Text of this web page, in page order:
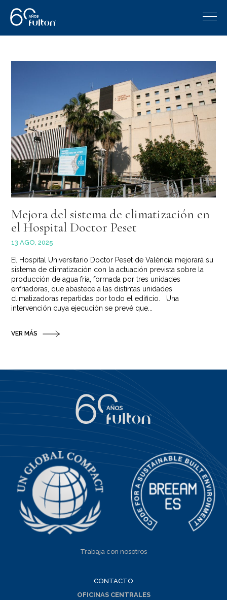
Mejora del sistema de climatización en
el Hospital Doctor Peset
13 AGO, 2025
El Hospital Universitario Doctor Peset de València mejorará su
sistema de climatización con la actuación prevista sobre la
producción de agua fría, formada por tres unidades
enfriadoras, que abastece a las distintas unidades
climatizadoras repartidas por todo el edificio. Una
intervención cuya ejecución se prevé que...
VER MÁS
Trabaja con nosotros
CONTACTO
OFICINAS CENTRALES